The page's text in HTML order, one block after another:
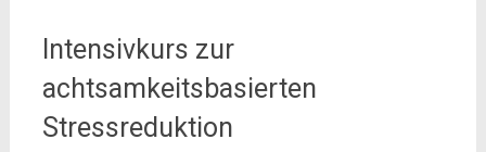
Intensivkurs zur
achtsamkeitsbasierten
Stressreduktion